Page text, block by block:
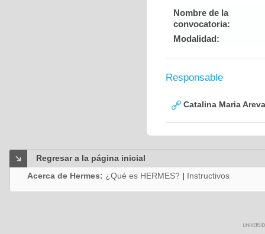
Nombre de la
convocatoria:
Modalidad:
Responsable
Catalina Maria
Regresar a la página inicial
Acerca de Hermes: ¿Qué es HERMES? | Instructivos